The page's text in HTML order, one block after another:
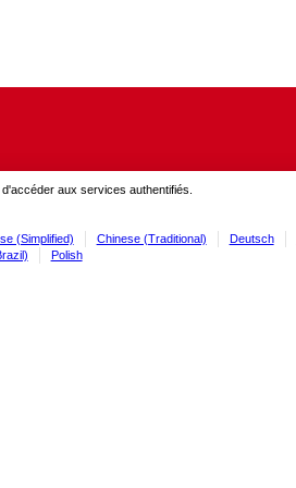
aux services authentifiés.
(Simplified) Chinese (Traditional) Deutsch
Polish